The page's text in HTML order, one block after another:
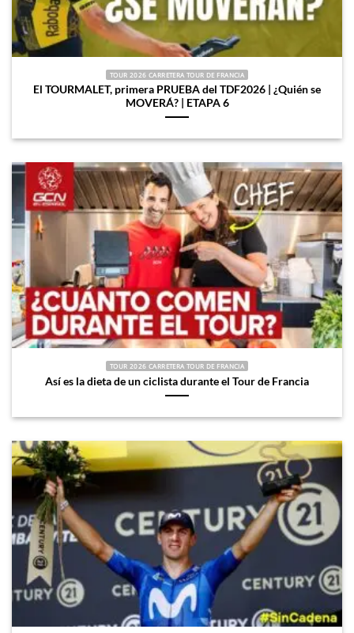
TOUR 2026 CARRETERA TOUR DE FRANCIA
El TOURMALET, primera PRUEBA del TDF2026 | ¿Quién se
MOVERÁ? | ETAPA 6
TOUR 2026 CARRETERA TOUR DE FRANCIA
Así es la dieta de un ciclista durante el Tour de Francia